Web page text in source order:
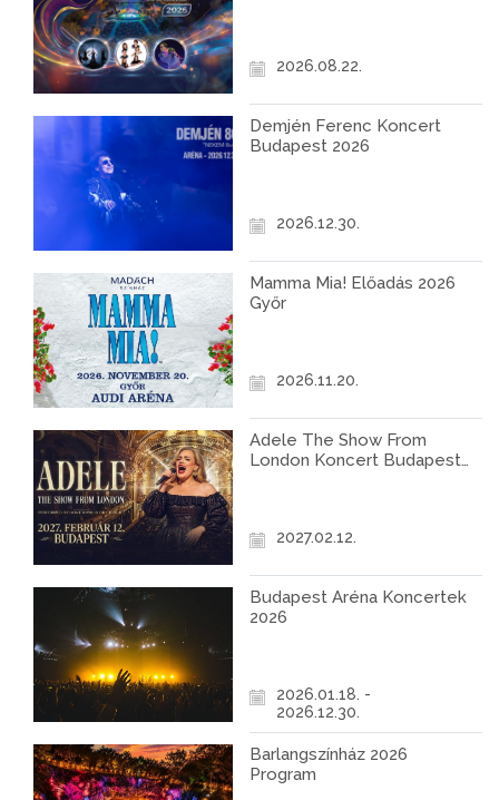
2026.08.22.
Demjén Ferenc Koncert
Budapest 2026
2026.12.30.
Mamma Mia! Előadás 2026
Győr
2026.11.20.
Adele The Show From
London Koncert Budapest
2027.02.12.
Budapest Aréna Koncertek
2026
2026.01.18. -
2026.12.30.
Barlangszínház 2026
Program